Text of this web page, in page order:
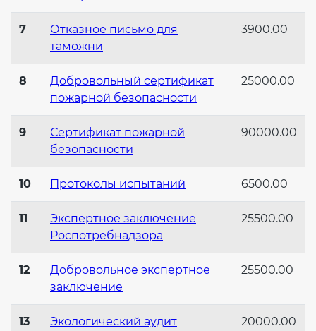
7
Отказное письмо для
таможни
3900.00
8
Добровольный сертификат
пожарной безопасности
25000.00
9
Сертификат пожарной
безопасности
90000.00
10 Протоколы испытаний 6500.00
11
Экспертное заключение
Роспотребнадзора
25500.00
12
Добровольное экспертное
заключение
25500.00
13 Экологический аудит 20000.00